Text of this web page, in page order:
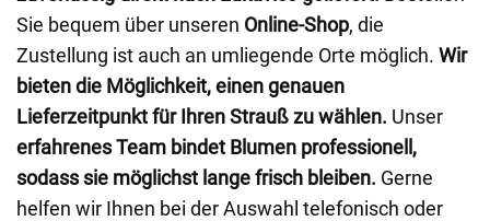
Sie bequem über unseren Online-Shop, die
Zustellung ist auch an umliegende Orte möglich. Wir
bieten die Möglichkeit, einen genauen
Lieferzeitpunkt für Ihren Strauß zu wählen. Unser
erfahrenes Team bindet Blumen professionell,
sodass sie möglichst lange frisch bleiben. Gerne
helfen wir Ihnen bei der Auswahl telefonisch oder